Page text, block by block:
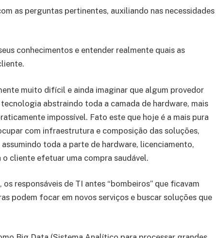
as perguntas pertinentes, auxiliando nas necessidades
conhecimentos e entender realmente quais as
muito difícil e ainda imaginar que algum provedor
abstraindo toda a camada de hardware, mais
impossível. Fato este que hoje é a mais pura
com infraestrutura e composição das soluções,
toda a parte de hardware, licenciamento,
cliente efetuar uma compra saudável.
responsáveis de TI antes “bombeiros” que ficavam
podem focar em novos serviços e buscar soluções que